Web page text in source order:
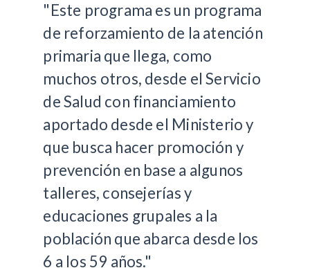
"Este programa es un programa
de reforzamiento de la atención
primaria que llega, como
muchos otros, desde el Servicio
de Salud con financiamiento
aportado desde el Ministerio y
que busca hacer promoción y
prevención en base a algunos
talleres, consejerías y
educaciones grupales a la
población que abarca desde los
6 a los 59 años."